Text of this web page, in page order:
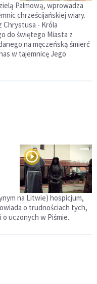
Palmową, wprowadza
chrześcijańskiej wiary.
Chrystusa - Króla
do świętego Miasta z
na męczeńską śmierć
w tajemnicę Jego
na Litwie) hospicjum,
o trudnościach tych,
o uczonych w Piśmie.